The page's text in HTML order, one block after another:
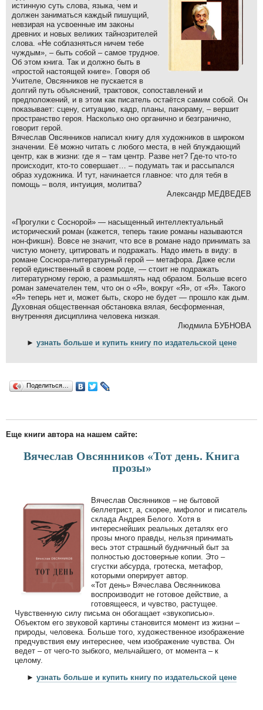
истинную суть слова, языка, чем и
должен заниматься каждый пишущий,
невзирая на усвоенные им законы
древних и новых великих тайнозрителей
слова. «Не соблазняться ничем тебе
чуждым», – быть собой – самое трудное.
Об этом книга. Так и должно быть в
«простой настоящей книге». Говоря об
Учителе, Овсянников не пускается в
долгий путь объяснений, трактовок, сопоставлений и
предположений, и в этом как писатель остаётся самим собой. Он
показывает: сцену, ситуацию, кадр, планы, панораму, – вершит
пространство героя. Насколько оно органично и безгранично,
говорит герой.
Вячеслав Овсянников написал книгу для художников в широком
значении. Её можно читать с любого места, в ней блуждающий
центр, как в жизни: где я – там центр. Разве нет? Где-то что-то
происходит, кто-то совершает… – подумать так и рассыпался
образ художника. И тут, начинается главное: что для тебя в
помощь – воля, интуиция, молитва?
Александр МЕДВЕДЕВ
«Прогулки с Соснорой» — насыщенный интеллектуальный
исторический роман (кажется, теперь такие романы называются
нон-фикшн). Вовсе не значит, что все в романе надо принимать за
чистую монету, цитировать и подражать. Надо иметь в виду: в
романе Соснора-литературный герой — метафора. Даже если
герой единственный в своем роде, — стоит не подражать
литературному герою, а размышлять над образом. Больше всего
роман замечателен тем, что он о «Я», вокруг «Я», от «Я». Такого
«Я» теперь нет и, может быть, скоро не будет — прошло как дым.
Духовная общественная обстановка вялая, бесформенная,
внутренняя дисциплина человека низкая.
Людмила БУБНОВА
► узнать больше и купить книгу по издательской цене
Поделиться…
Еще книги автора на нашем сайте:
Вячеслав Овсянников «Тот день. Книга
прозы»
Вячеслав Овсянников – не бытовой
беллетрист, а, скорее, мифолог и писатель
склада Андрея Белого. Хотя в
интереснейших реальных деталях его
прозы много правды, нельзя принимать
весь этот страшный будничный быт за
полностью достоверные копии. Это –
сгустки абсурда, гротеска, метафор,
которыми оперирует автор.
«Тот день» Вячеслава Овсянникова
воспроизводит не готовое действие, а
готовящееся, и чувство, растущее.
Чувственную силу письма он обогащает «звукописью».
Объектом его звуковой картины становится момент из жизни –
природы, человека. Больше того, художественное изображение
предчувствия ему интереснее, чем изображение чувства. Он
ведет – от чего-то зыбкого, мельчайшего, от момента – к
целому.
► узнать больше и купить книгу по издательской цене